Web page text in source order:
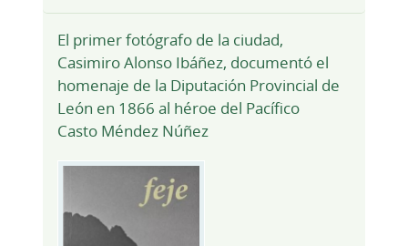
El primer fotógrafo de la ciudad,
Casimiro Alonso Ibáñez, documentó el
homenaje de la Diputación Provincial de
León en 1866 al héroe del Pacífico
Casto Méndez Núñez